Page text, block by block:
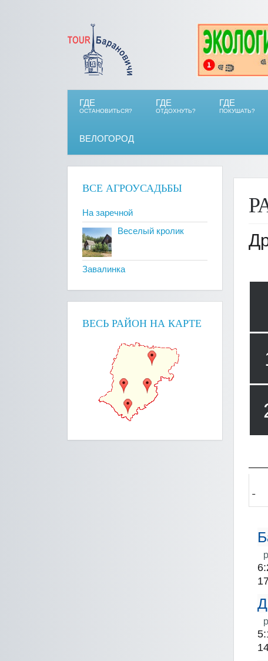
ГДЕ
ОСТАНОВИТЬСЯ?
ГДЕ
ОТДОХНУТЬ?
ГДЕ
ПОКУШАТЬ?
ВЕЛОГОРОД
ВСЕ АГРОУСАДЬБЫ
На заречной
Веселый кролик
Завалинка
ВЕСЬ РАЙОН НА КАРТЕ